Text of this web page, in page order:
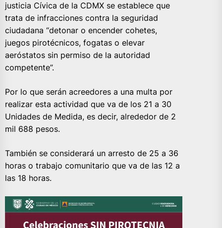
justicia Cívica de la CDMX se establece que
trata de infracciones contra la seguridad
ciudadana “detonar o encender cohetes,
juegos pirotécnicos, fogatas o elevar
aeróstatos sin permiso de la autoridad
competente”.
Por lo que serán acreedores a una multa por
realizar esta actividad que va de los 21 a 30
Unidades de Medida, es decir, alrededor de 2
mil 688 pesos.
También se considerará un arresto de 25 a 36
horas o trabajo comunitario que va de las 12 a
las 18 horas.